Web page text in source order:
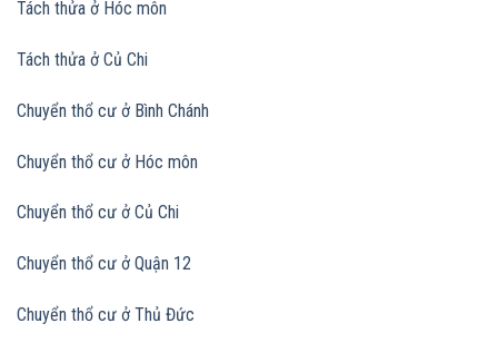
Tách thửa ở Hóc môn
Tách thửa ở Củ Chi
Chuyển thổ cư ở Bình Chánh
Chuyển thổ cư ở Hóc môn
Chuyển thổ cư ở Củ Chi
Chuyển thổ cư ở Quận 12
Chuyển thổ cư ở Thủ Đức